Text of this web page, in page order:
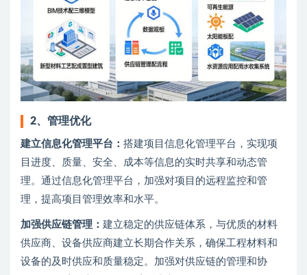
2、 管理优化
建立信息化管理平台： 搭建项目信息化管理平台，实现项
目进度、质量、安全、成本等信息的实时共享和动态管
理。通过信息化管理平台，加强对项目的远程监控和管
理，提高项目管理效率和水平。
加强供应链管理： 建立稳定的供应链体系，与优质的材料
供应商、设备供应商建立长期合作关系，确保工程材料和
设备的及时供应和质量稳定。加强对供应链的管理和协